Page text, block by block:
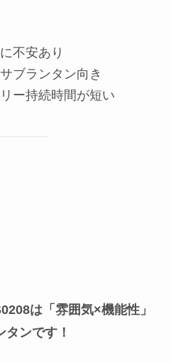
不安あり
ブランタン向き
ー持続時間が短い
は「雰囲気×機能性」
ンです！